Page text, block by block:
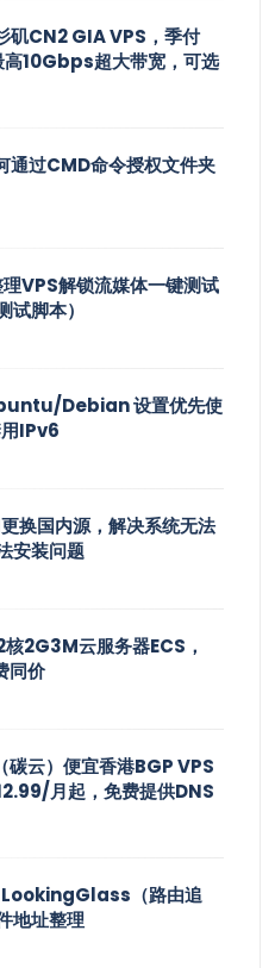
矶CN2 GIA VPS，季付
10Gbps超大带宽，可选
过CMD命令授权文件夹
VPS解锁流媒体一键测试
试脚本）
Debian 设置优先使
IPv6
换国内源，解决系统无法
安装问题
2G3M云服务器ECS，
同价
云）便宜香港BGP VPS
月起，免费提供DNS
LookingGlass（路由追
地址整理